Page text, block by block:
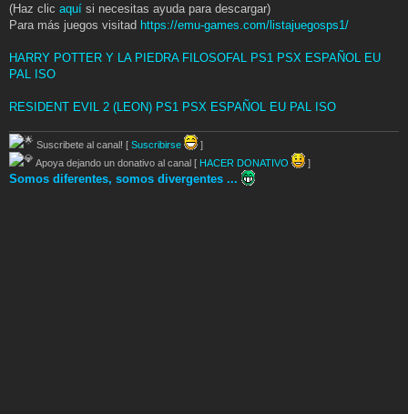
(Haz clic aquí si necesitas ayuda para descargar)
Para más juegos visitad https://emu-games.com/listajuegosps1/
HARRY POTTER Y LA PIEDRA FILOSOFAL PS1 PSX ESPAÑOL EU
PAL ISO
RESIDENT EVIL 2 (LEON) PS1 PSX ESPAÑOL EU PAL ISO
Suscribete al canal! [ Suscribirse
]
Apoya dejando un donativo al canal [ HACER DONATIVO ]
Somos diferentes, somos divergentes ...